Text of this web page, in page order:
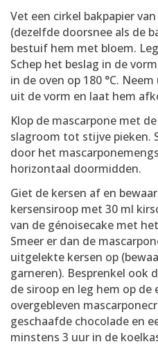
Vet een cirkel bakpapier
(dezelfde doorsnee als de
bestuif hem met bloem.
Schep het beslag in de
in de oven op 180 °C.
uit de vorm en laat hem
Klop de mascarpone met
slagroom tot stijve pieken.
door het
horizontaal doormidden.
Giet de kersen af en
kersensiroop met 30 ml
van de génoisecake met
Smeer er dan de
uitgelekte kersen op
garneren). Besprenkel ook
de siroop en leg hem op de
overgebleven
geschaafde chocolade en
minstens 3 uur in de